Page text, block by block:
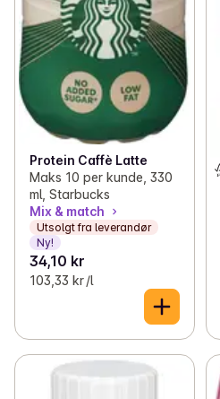
Protein Caffè Latte
Maks 10 per kunde, 330
ml, Starbucks
Mix & match
Utsolgt fra leverandør
Ny!
34,10 kr
103,33 kr /l